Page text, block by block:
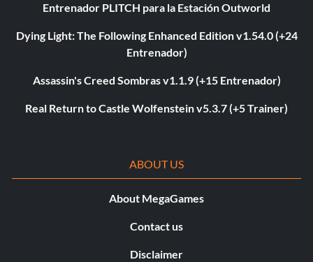
Entrenador PLITCH para la Estación Outworld
Dying Light: The Following Enhanced Edition v1.54.0 (+24
Entrenador)
Assassin's Creed Sombras v1.1.9 (+15 Entrenador)
Real Return to Castle Wolfenstein v5.3.7 (+5 Trainer)
ABOUT US
About MegaGames
Contact us
Disclaimer